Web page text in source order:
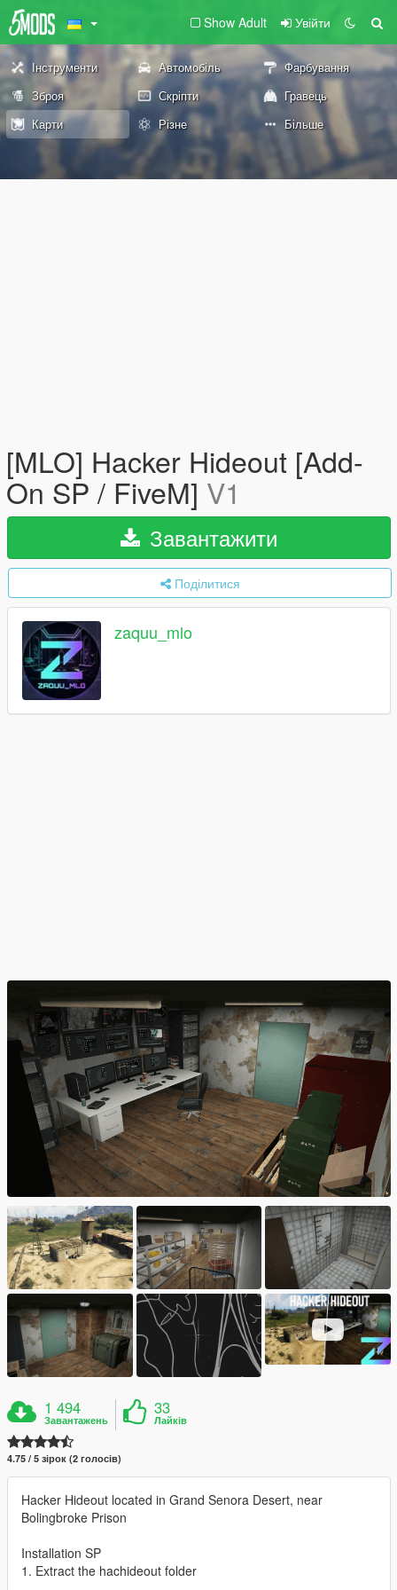
Show Adult Увійти
Інструменти Автомобіль
Фарбування
Зброя
Скріпти
Гравець
Карти
Різне Більше
[MLO] Hacker Hideout [Add-
On SP / FiveM] V1
Завантажити
Поділитися
zaquu_mlo
1 494
Завантажень
33
Лайків
4.75 / 5 зірок (2 голосів)
Hacker Hideout located in Grand Senora Desert, near
Bolingbroke Prison
Installation SP
1. Extract the hachideout folder